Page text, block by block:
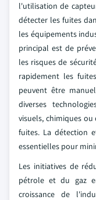
l'utilisation de
détecter les fuites
les équipements
principal est de
les risques de
rapidement les
peuvent être
diverses
visuels, chimiques
fuites. La détection
essentielles pour
Les initiatives de
pétrole et du gaz
croissance de